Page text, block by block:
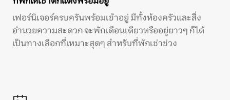
เฟอร์นิเจอร์ครบครันพร้อมเข้าอยู่ มีทั้งห้องครัวและสิ่ง
อำนวยความสะดวก จะพักเดือนเดียวหรืออยู่ยาวๆ ก็ได้
เป็นทางเลือกที่เหมาะสุดๆ สำหรับที่พักเช่าช่วง